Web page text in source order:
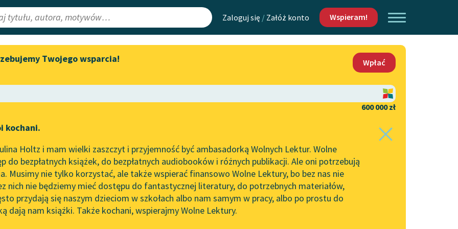
Zaloguj się / Załóż konto Wspieram!
Lektury
redakcyjne
Aktualności
Spotkanie z Katarzyną Tunkiel
do słuchania na Wolnych
Lekturach
Nowy audiobook – „Marzenie
o Oriencie” Sophie Elkan
Kolekcja Nadwyraz.com x
Wolne Lektury – idealna na
Mapa Wolnych Lektur
Leśmianator
API
OAI-PMH
Widget Wolnych Lektur
Kontakt
O projekcie
Zasady wykorzystania
Wolnych Lektur
Logotypy
Materiały promocyjne
Twojego wsparcia!
Wpłać
600 000 zł
kochani.
Holtz i mam wielki zaszczyt i przyjemność być ambasadorką Wolnych Lektur. Wolne
do bezpłatnych książek, do bezpłatnych audiobooków i różnych publikacji. Ale oni potrzebują
Musimy nie tylko korzystać, ale także wspierać finansowo Wolne Lektury, bo bez nas nie
nich nie będziemy mieć dostępu do fantastycznej literatury, do potrzebnych materiałów,
przydają się naszym dzieciom w szkołach albo nam samym w pracy, albo po prostu do
dają nam książki. Także kochani, wspierajmy Wolne Lektury.
powieść fantastyczna✖